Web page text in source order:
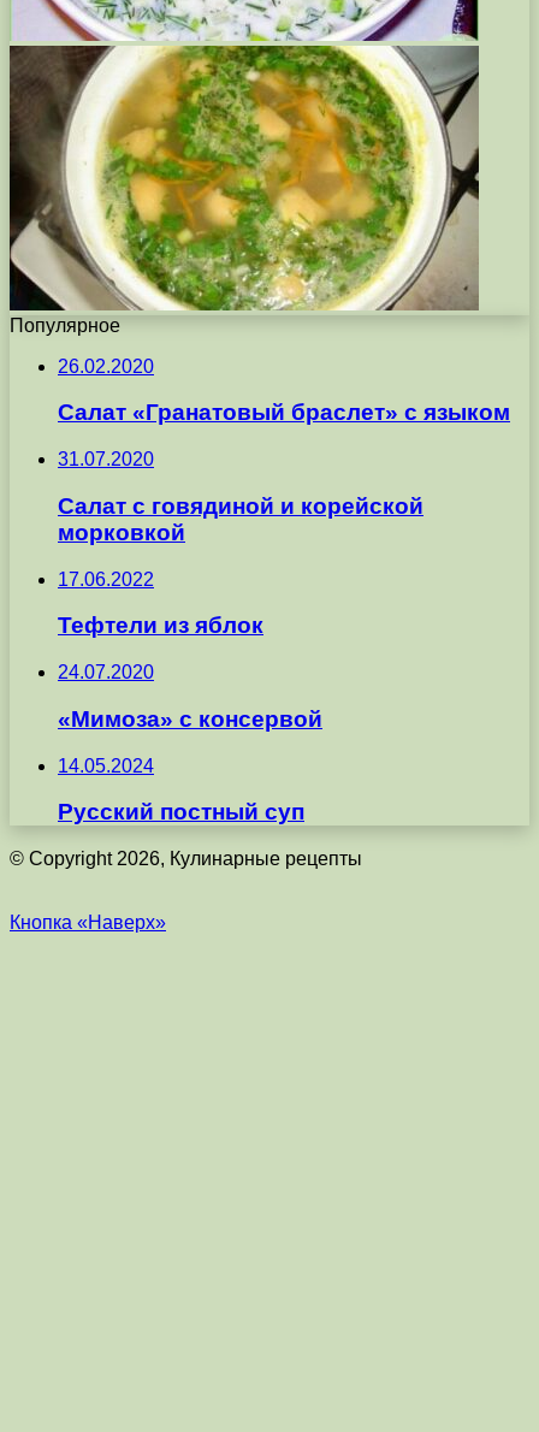
Популярное
26.02.2020
Салат «Гранатовый браслет» с языком
31.07.2020
Салат с говядиной и корейской
морковкой
17.06.2022
Тефтели из яблок
24.07.2020
«Мимоза» с консервой
14.05.2024
Русский постный суп
© Copyright 2026, Кулинарные рецепты
Кнопка «Наверх»